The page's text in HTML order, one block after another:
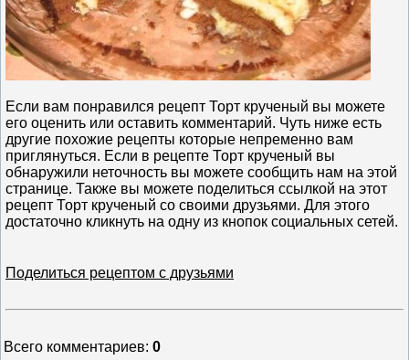
Если вам понравился рецепт Торт крученый вы можете
его оценить или оставить комментарий. Чуть ниже есть
другие похожие рецепты которые непременно вам
приглянуться. Если в рецепте Торт крученый вы
обнаружили неточность вы можете сообщить нам на этой
странице. Также вы можете поделиться ссылкой на этот
рецепт Торт крученый со своими друзьями. Для этого
достаточно кликнуть на одну из кнопок социальных сетей.
Поделиться рецептом с друзьями
Всего комментариев: 0